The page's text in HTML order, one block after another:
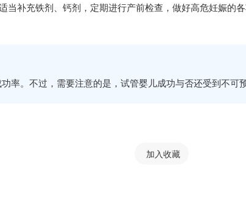
当补充铁剂、钙剂，定期进行产前检查，做好高危妊娠的
率。不过，需要注意的是，试管婴儿成功与否还受到不可
加入收藏